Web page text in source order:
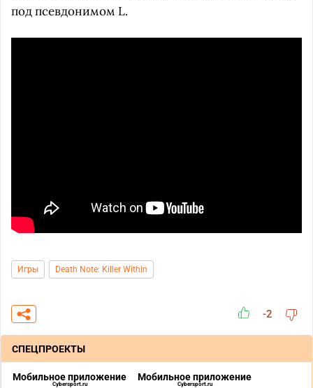
под псевдонимом L.
Игры Death Note: Killer Within
-2
СПЕЦПРОЕКТЫ
Мобильное приложение
Cybersport.ru
Мобильное приложение
Cybersport.ru